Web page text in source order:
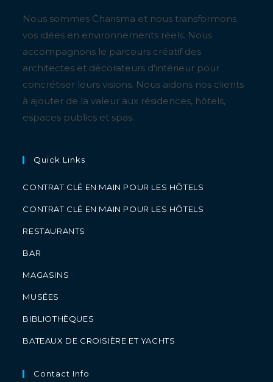
Nous sommes Charisma et nous transformons
vos idées en environnements réels. Nous
accompagnons le parcours créatif des
architectes et décorateurs d'intérieur pour
concrétiser leurs visions. Nous aidons nos clients
à ajouter de la valeur aux résidences, hôtels,
espaces publics et spas.
Quick Links
CONTRAT CLÉ EN MAIN POUR LES HÔTELS
CONTRAT CLÉ EN MAIN POUR LES HÔTELS
RESTAURANTS
BAR
MAGASINS
MUSÉES
BIBLIOTHÈQUES
BATEAUX DE CROISIÈRE ET YACHTS
Contact Info